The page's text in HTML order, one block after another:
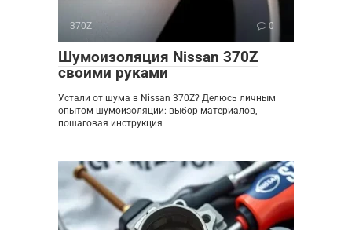
370Z 0
Шумоизоляция Nissan 370Z
своими руками
Устали от шума в Nissan 370Z? Делюсь личным
опытом шумоизоляции: выбор материалов,
пошаговая инструкция